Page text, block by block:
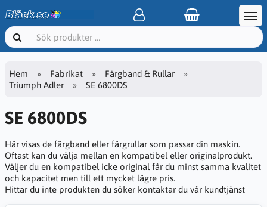
Hem Fabrikat
Färgband & Rullar
Triumph Adler
SE 6800DS
SE 6800DS
Här visas de färgband eller färgrullar som passar din maskin.
Oftast kan du välja mellan en kompatibel eller originalprodukt.
Väljer du en kompatibel icke original får du minst samma kvalitet
och kapacitet men till ett mycket lägre pris.
Hittar du inte produkten du söker kontaktar du vår kundtjänst